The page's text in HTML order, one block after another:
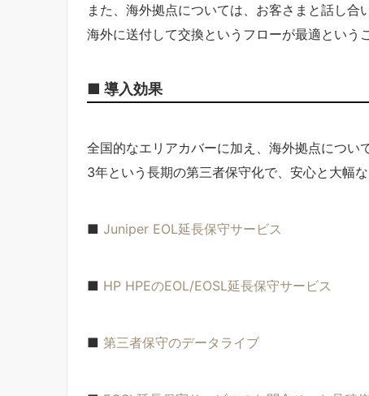
また、海外拠点については、お客さまと話し
海外に送付して交換というフローが最適という
■ 導入効果
全国的なエリアカバーに加え、海外拠点につい
3年という長期の第三者保守化で、安心と大幅
■ Juniper EOL延長保守サービス
■ HP HPEのEOL/EOSL延長保守サービス
■ 第三者保守のデータライブ